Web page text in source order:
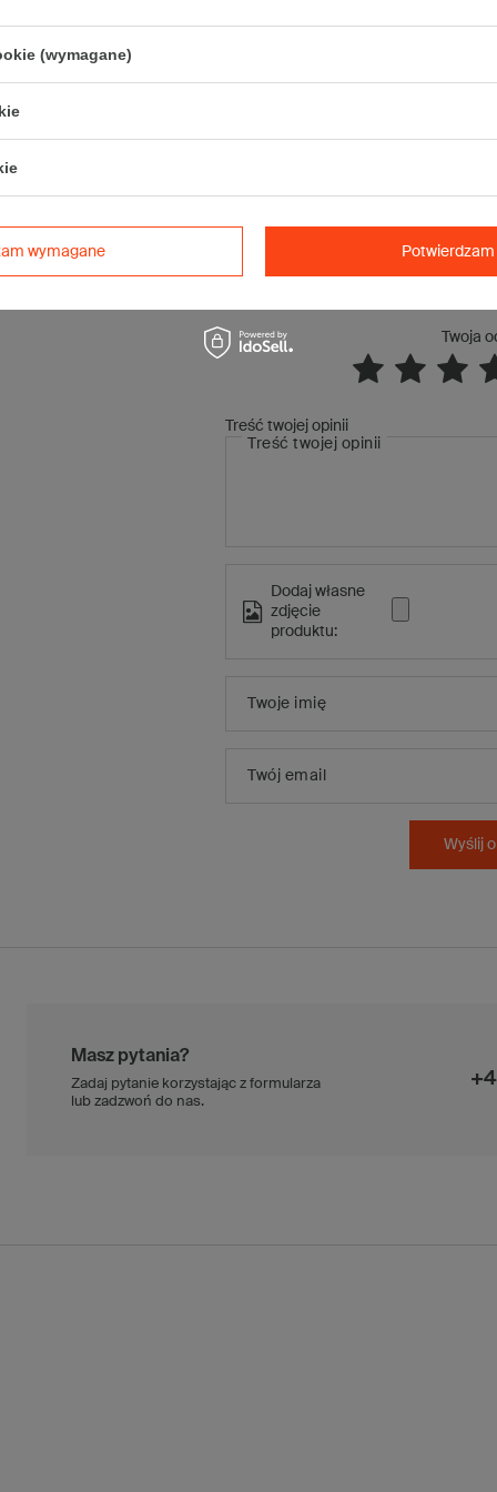
Jasny kolor opakowania sprawia, że doskonale komponuje się z
ozdobna, wstążki czy naklejki prezentują się na jego tle bardzo
Opakowanie jest często wykorzystywane do przygotowywania
Twoja
Treść twojej opinii
Treść twojej opinii
Dodaj własne
zdjęcie
produktu:
Twoje imię
Twój email
Wyślij
Masz pytania?
Zadaj pytanie korzystając z formularza
lub zadzwoń do nas.
(wymagane)
wymagane